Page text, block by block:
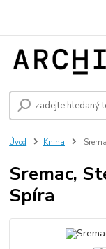
Úvod Kniha
Sremac,
Spíra